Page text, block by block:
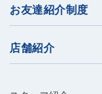
お友達紹介制度
店舗紹介